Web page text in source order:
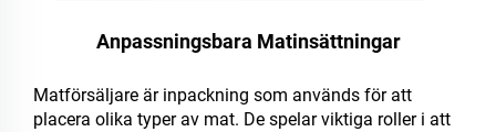
Anpassningsbara Matinsättningar
Matförsäljare är inpackning som används för att
placera olika typer av mat. De spelar viktiga roller i att